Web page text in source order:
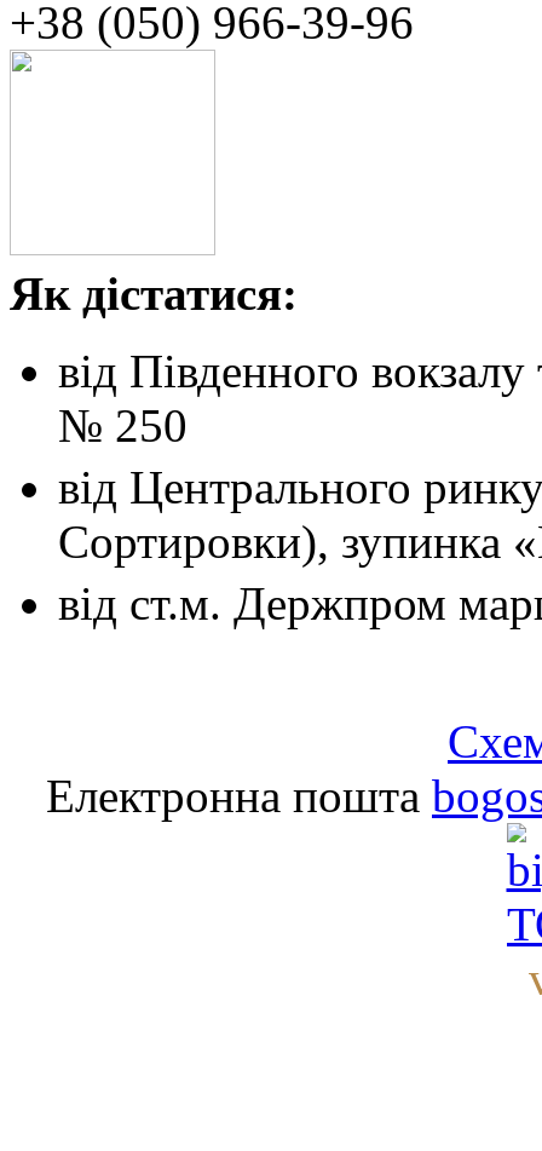
+38 (050)‭ ‬966-39-96
Як дістатися:
від Південного вокзалу
№ 250
від Центрального
Сортировки), зупинка
від ст.м. Держпром
Електронна пошта